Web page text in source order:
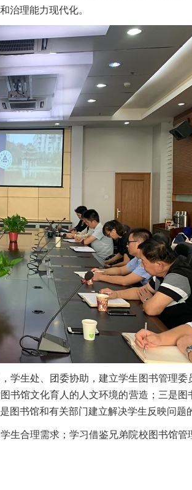
治理能力现代化。
学生处、团委协助，建立学生图书管理委
馆文化育人的人文环境的营造；三是图
书馆和有关部门建立解决学生反映问题
生合理需求；学习借鉴兄弟院校图书馆管